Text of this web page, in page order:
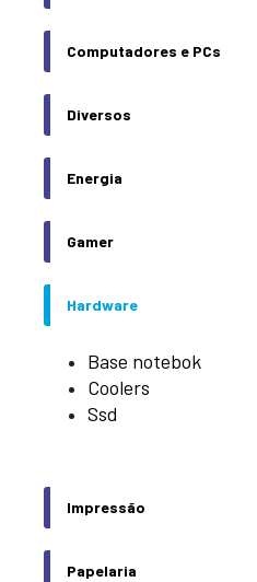
Computadores e PCs
Diversos
Energia
Gamer
Hardware
Base notebok
Coolers
Ssd
Impressão
Papelaria